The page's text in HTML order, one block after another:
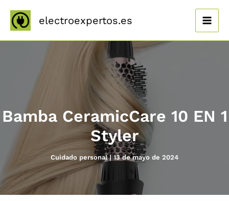
contenido
electroexpertos.es
Bamba CeramicCare 10 EN 1
Styler
Cuidado personal|13 de mayo de 2024